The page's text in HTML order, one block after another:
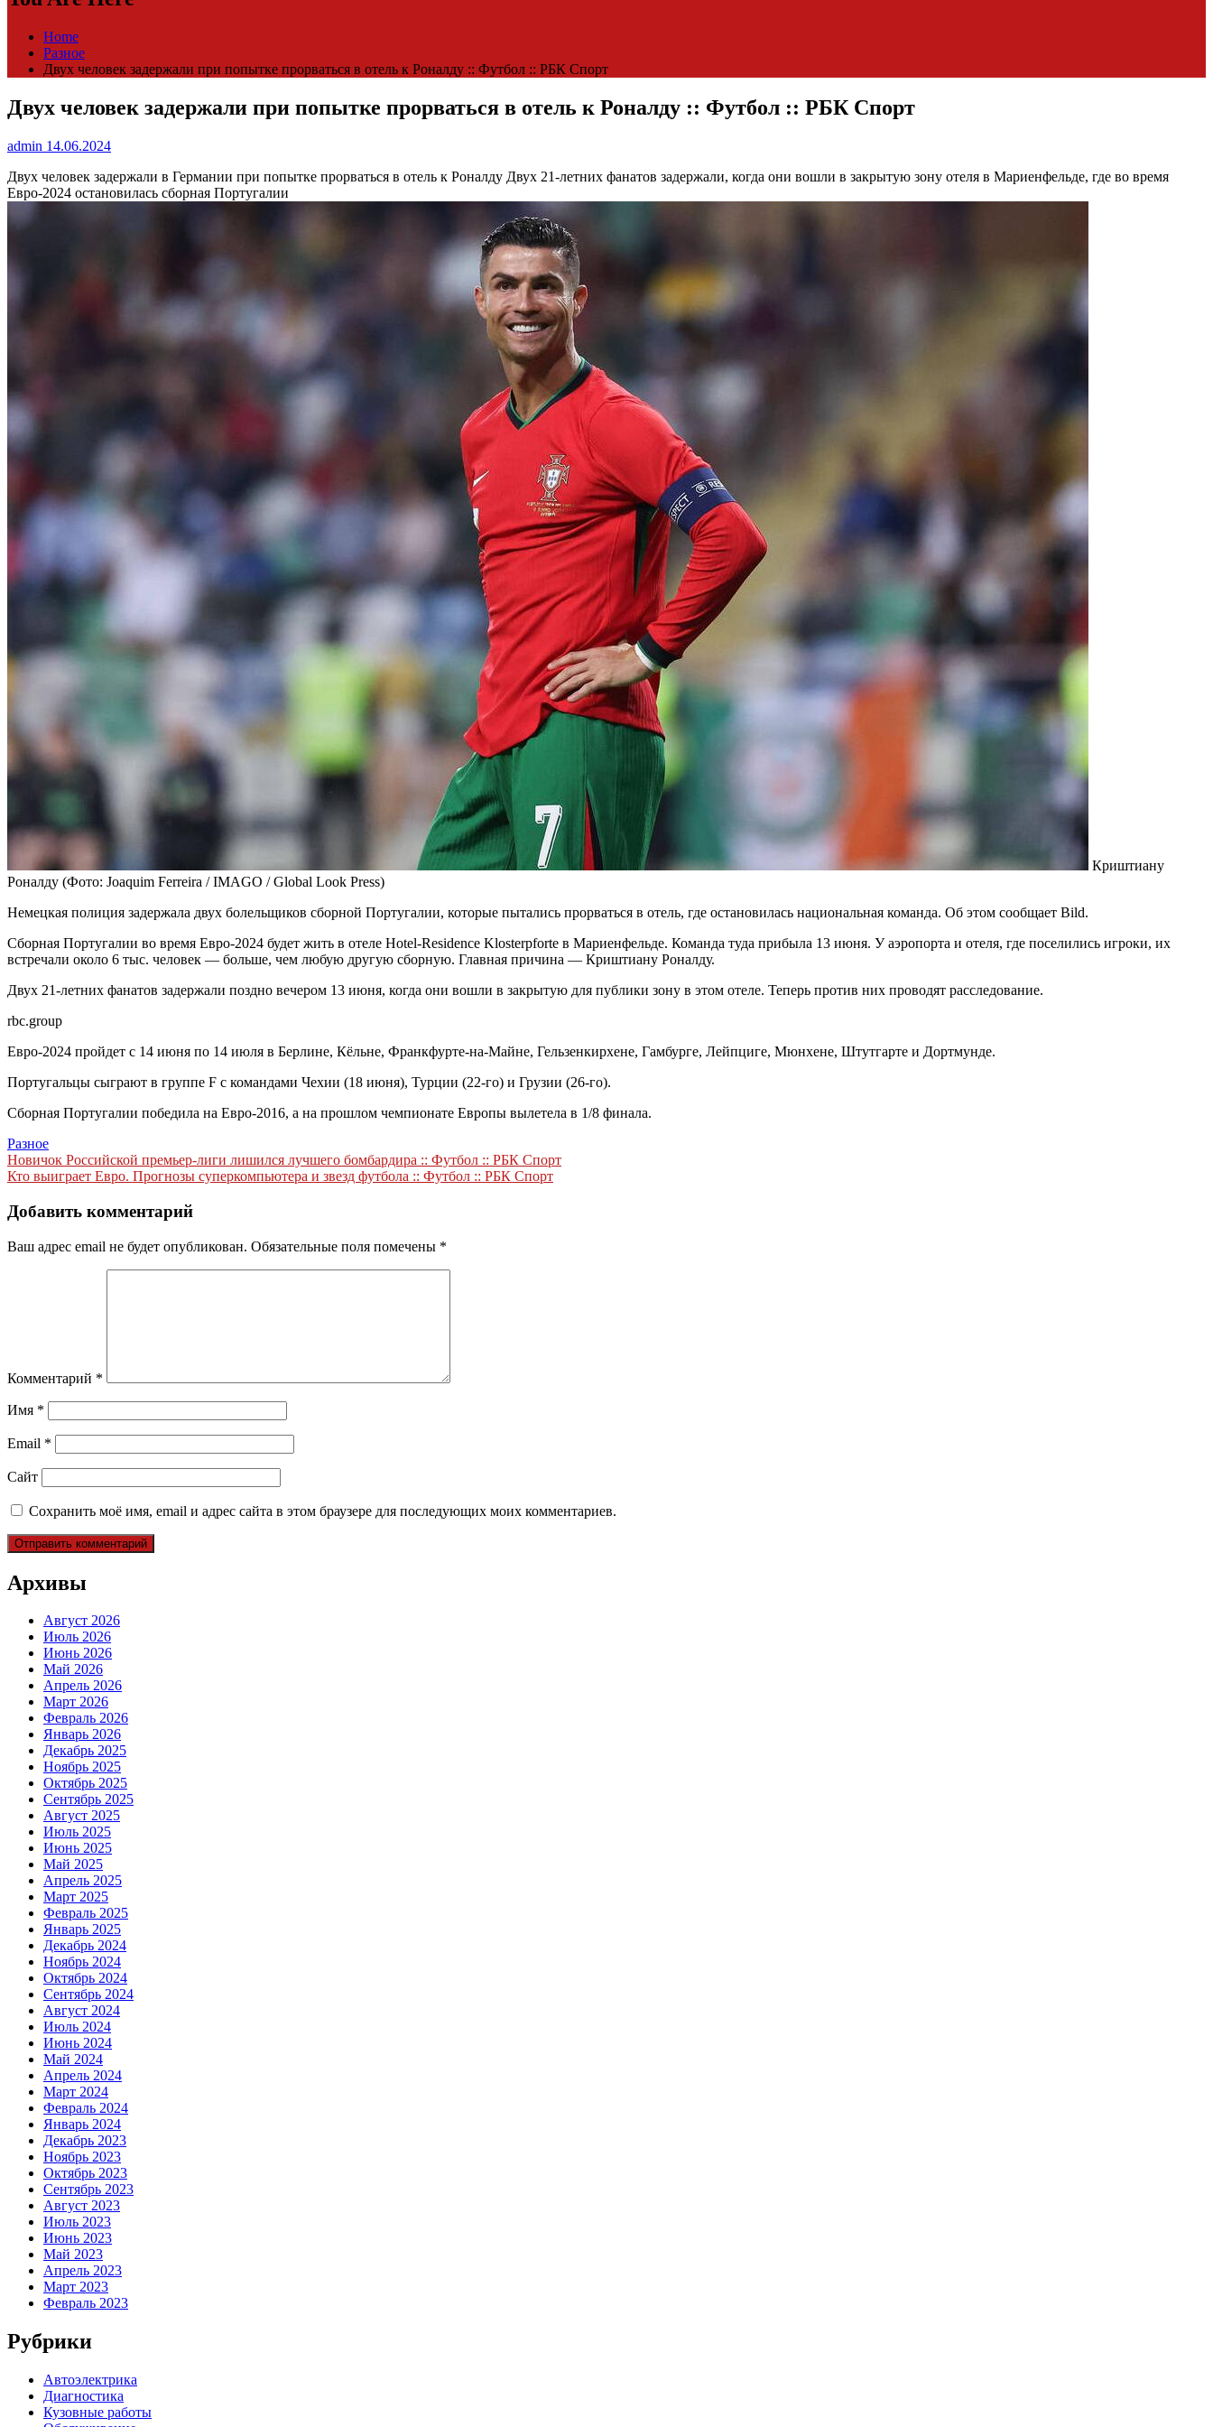
Home
Разное
Двух человек задержали при попытке прорваться в отель к Роналду :: Футбол :: РБК Спорт
Двух человек задержали при попытке прорваться в отель к Роналду :: Футбол :: РБК Спорт
admin 14.06.2024
Двух человек задержали в Германии при попытке прорваться в отель к Роналду Двух 21-летних фанатов задержали, когда они вошли в закрытую зону отеля в Мариенфельде, где во время
Евро-2024 остановилась сборная Португалии
Криштиану
Роналду (Фото: Joaquim Ferreira / IMAGO / Global Look Press)
Немецкая полиция задержала двух болельщиков сборной Португалии, которые пытались прорваться в отель, где остановилась национальная команда. Об этом сообщает Bild.
Сборная Португалии во время Евро-2024 будет жить в отеле Hotel-Residence Klosterpforte в Мариенфельде. Команда туда прибыла 13 июня. У аэропорта и отеля, где поселились игроки, их
встречали около 6 тыс. человек — больше, чем любую другую сборную. Главная причина — Криштиану Роналду.
Двух 21-летних фанатов задержали поздно вечером 13 июня, когда они вошли в закрытую для публики зону в этом отеле. Теперь против них проводят расследование.
rbc.group
Евро-2024 пройдет с 14 июня по 14 июля в Берлине, Кёльне, Франкфурте-на-Майне, Гельзенкирхене, Гамбурге, Лейпциге, Мюнхене, Штутгарте и Дортмунде.
Португальцы сыграют в группе F с командами Чехии (18 июня), Турции (22-го) и Грузии (26-го).
Сборная Португалии победила на Евро-2016, а на прошлом чемпионате Европы вылетела в 1/8 финала.
Разное
Навигация
по
записям
Новичок Российской премьер-лиги лишился лучшего бомбардира :: Футбол :: РБК Спорт
Кто выиграет Евро. Прогнозы суперкомпьютера и звезд футбола :: Футбол :: РБК Спорт
Добавить комментарий
Ваш адрес email не будет опубликован. Обязательные поля помечены *
Комментарий *
Имя *
Email *
Сайт
Сохранить моё имя, email и адрес сайта в этом браузере для последующих моих комментариев.
Архивы
Август 2026
Июль 2026
Июнь 2026
Май 2026
Апрель 2026
Март 2026
Февраль 2026
Январь 2026
Декабрь 2025
Ноябрь 2025
Октябрь 2025
Сентябрь 2025
Август 2025
Июль 2025
Июнь 2025
Май 2025
Апрель 2025
Март 2025
Февраль 2025
Январь 2025
Декабрь 2024
Ноябрь 2024
Октябрь 2024
Сентябрь 2024
Август 2024
Июль 2024
Июнь 2024
Май 2024
Апрель 2024
Март 2024
Февраль 2024
Январь 2024
Декабрь 2023
Ноябрь 2023
Октябрь 2023
Сентябрь 2023
Август 2023
Июль 2023
Июнь 2023
Май 2023
Апрель 2023
Март 2023
Февраль 2023
Рубрики
Автоэлектрика
Диагностика
Кузовные работы